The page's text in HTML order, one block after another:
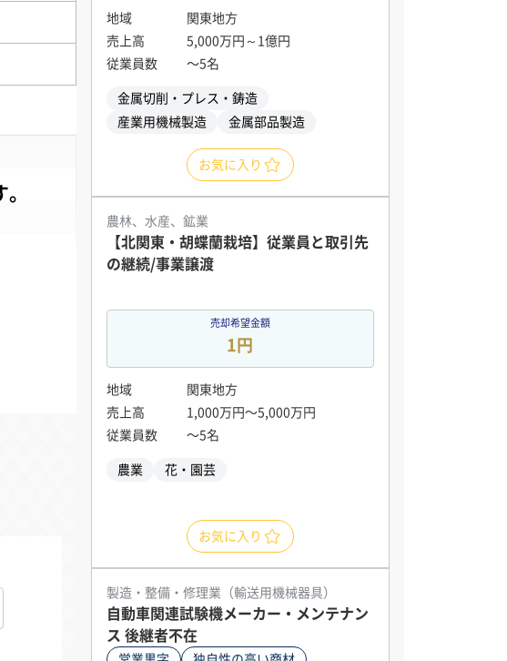
地域
関東地方
売上高
5,000万円～1億円
従業員数
〜5名
金属切削・プレス・鋳造
産業用機械製造
金属部品製造
お気に入り
農林、水産、鉱業
【北関東・胡蝶蘭栽培】従業員と取引先
の継続/事業譲渡
売却希望金額
1円
地域
関東地方
売上高
1,000万円〜5,000万円
従業員数
〜5名
農業 花・園芸
お気に入り
製造・整備・修理業（輸送用機械器具）
自動車関連試験機メーカー・メンテナン
ス 後継者不在